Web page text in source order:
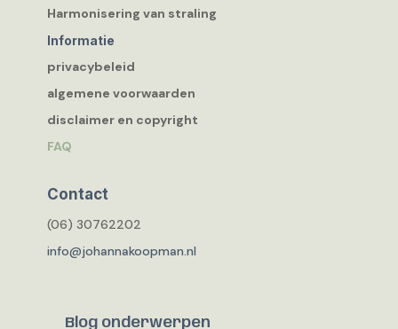
Harmonisering van straling
Informatie
privacybeleid
algemene voorwaarden
disclaimer en copyright
FAQ
Contact
(06) 30762202
info@johannakoopman.nl
Blog onderwerpen